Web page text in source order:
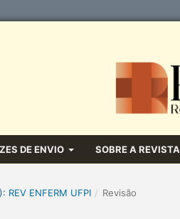
DE ENVIO SOBRE A REVISTA
REV ENFERM UFPI / Revisão